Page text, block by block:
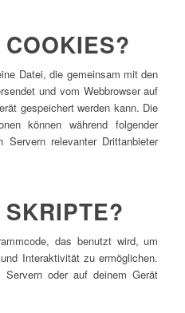
Datei, die gemeinsam mit den
und vom Webbrowser auf
gespeichert werden kann. Die
können während folgender
relevanter Drittanbieter
das benutzt wird, um
Interaktivität zu ermöglichen.
oder auf deinem Gerät